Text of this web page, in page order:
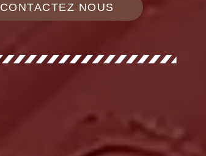
CONTACTEZ NOUS